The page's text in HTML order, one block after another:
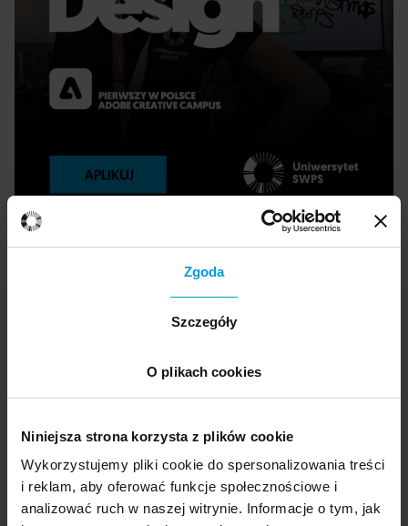
Zgoda
Szczegóły
O plikach cookies
Niniejsza strona korzysta z plików cookie
Wykorzystujemy pliki cookie do spersonalizowania treści
i reklam, aby oferować funkcje społecznościowe i
analizować ruch w naszej witrynie. Informacje o tym, jak
praktyk w dziedzinie nowych mediów oraz
skupiają się na zagadnieniach związanych z
dźwiękiem w mediach interaktywnych, a jego
twórczość – obejmująca liczne instalacje i